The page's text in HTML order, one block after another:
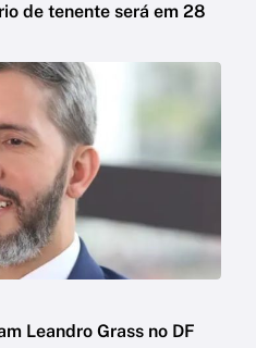
de tenente será em 28
Leandro Grass no DF